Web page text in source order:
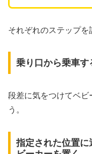
それぞれのステップを
乗り口から乗車す
段差に気をつけてベビ
う。
指定された位置